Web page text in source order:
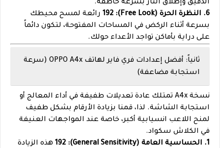
الدقيق وإطلاق النار بسرعة خاطفة.
6. النظرة الحرة (Free Look): 192
رائعة لمسح محيطك
بسرعة أثناء الركض في المساحات المفتوحة، لتكون دائماً
على دراية بأماكن تواجد الأعداء حولك.
ثانياً: أفضل إعدادات فري فاير لهاتف OPPO A4x (سرعة
استجابة مضاعفة)
نسخة A4x تمتلك عادة تعديلات طفيفة في أداء المعالج أو
استجابة الشاشة. لذا، قمنا بزيادة الأرقام بشكل طفيف
لمنح اللاعب انسيابية أكبر، خاصة عند المواجهات العنيفة
في الكلاش سكواد.
1. الحساسية العامة (General Sensitivity): 192
هذه الزيادة